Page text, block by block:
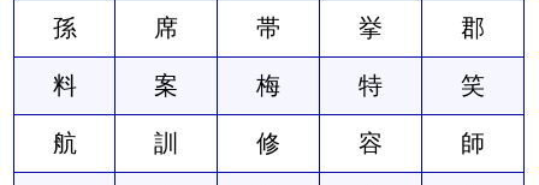
孫 席 帯 挙 郡
料 案 梅 特 笑
航 訓 修 容 師